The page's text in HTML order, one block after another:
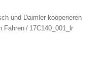
und Daimler kooperieren
Fahren / 17C140_001_lr